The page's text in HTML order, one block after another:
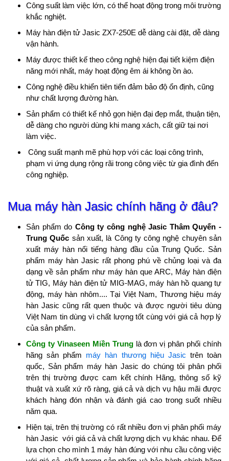
Công suất làm việc lớn, có thể hoạt động trong môi trường
khắc nghiệt.
Máy hàn điện tử Jasic ZX7-250E dễ dàng cài đặt, dễ dàng
vận hành.
Máy được thiết kế theo công nghệ hiện đại tiết kiệm điện
năng mới nhất, máy hoạt động êm ái không ồn ào.
Công nghệ điều khiển tiên tiến đảm bảo độ ổn định, cũng
như chất lượng đường hàn.
Sản phẩm có thiết kế nhỏ gọn hiện đại đẹp mắt, thuận tiện,
dễ dàng cho người dùng khi mang xách, cất giữ tại nơi
làm việc.
Công suất mạnh mẽ phù hợp với các loại công trình,
phạm vi ứng dụng rộng rãi trong công việc từ gia đình đến
công nghiệp.
Mua máy hàn Jasic chính hãng ở đâu?
Sản phẩm do Công ty công nghệ Jasic Thâm Quyến -
Trung Quốc sản xuất, là Công ty công nghệ chuyên sản
xuất máy hàn nổi tiếng hàng đầu của Trung Quốc. Sản
phẩm máy hàn Jasic rất phong phú về chủng loại và đa
dạng về sản phẩm như máy hàn que ARC, Máy hàn điện
tử TIG, Máy hàn điện tử MIG-MAG, máy hàn hồ quang tự
động, máy hàn nhôm.... Tại Việt Nam, Thương hiệu máy
hàn Jasic cũng rất quen thuộc và được người tiêu dùng
Việt Nam tin dùng vì chất lượng tốt cùng với giá cả hợp lý
của sản phẩm.
Công ty Vinaseen Miền Trunglà đơn vị phân phối chính
hãng sản phẩm máy hàn thương hiệu Jasic trên toàn
quốc, Sản phẩm máy hàn Jasic do chúng tôi phân phối
trên thị trường được cam kết chính Hãng, thông số kỹ
thuật và xuất xứ rõ ràng, giá cả và dịch vụ hậu mãi được
khách hàng đón nhận và đánh giá cao trong suốt nhiều
năm qua.
Hiện tại, trên thị trường có rất nhiều đơn vị phân phối máy
hàn Jasic với giá cả và chất lượng dịch vụ khác nhau. Để
lựa chọn cho mình 1 máy hàn đúng với nhu cầu công việc